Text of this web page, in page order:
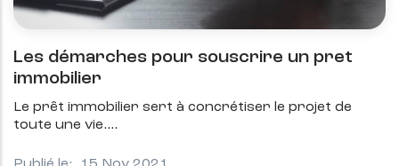
Les démarches pour souscrire un pret
immobilier
Le prêt immobilier sert à concrétiser le projet de
toute une vie.